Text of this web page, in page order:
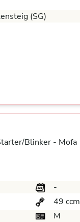
(SG)
Blinker - Mofa
-
49 ccm
M